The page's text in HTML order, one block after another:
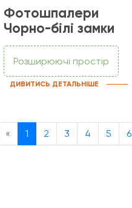
Фотошпалери
Чорно-білі замки
Розширюючі простір
ДИВИТИСЬ ДЕТАЛЬНІШЕ
« Previous
1 2 3 4 5 6